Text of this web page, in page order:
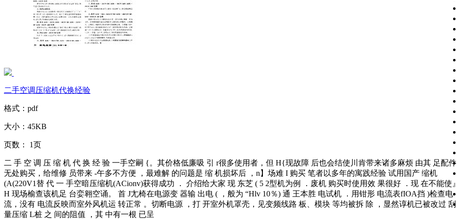
二手空调压缩机代换经验
格式： pdf
大小： 45KB
页数： 1页
二 手 空 调 压 缩 机 代 换 经 验 一手空嗣 {。其价格低廉吸 引 r很多使用者，但 H{现故障 后也会结使川肯带来诸多麻烦 由其 足配件
无处购买，给维修 员带来 -午多不方便 ，最难解 的问题是 缩 机损坏后 ，n】场难 I 购买 笔者以多年的寓践经验 试用国产 缩机
(A(220V1替 代 一 手空暗压缩机(ACionv)获得成功 ． 介绍给大家 现 东芝 ( 5 2型机为例 ．废机 购买时使用效 果很好 ．现 在不能使』
H 现场榆查该机足 台娈翱空诵。 首 J尢椅在电源变 器输 出电 ( ，般为 “Hlv 10％) 通 王本胜 电试机 ．用钳形 电流表fIOA挡 )检查电
流，没有 电流反映而室外风机运 转正常 。切断电源 ，打 开室外机罩壳，见变频线路 板、模块 等均被拆 除 ，显然谆机已被改过 刮
量压缩 L桩 之 间的阻值 ，其 中有一根 已呈